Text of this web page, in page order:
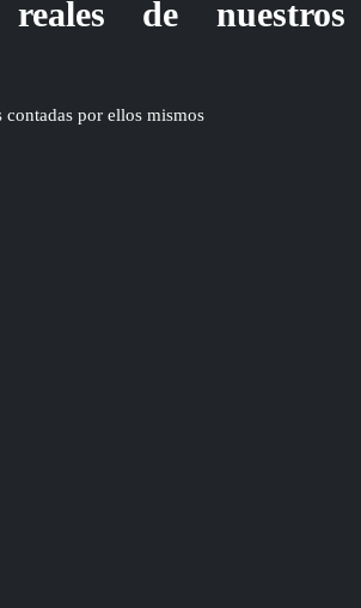
de nuestros
contadas por ellos mismos